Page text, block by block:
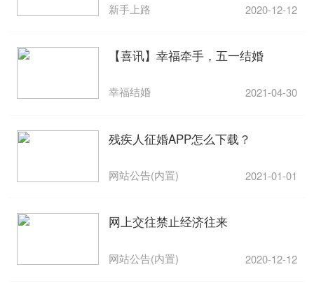
新手上路 2020-12-12
【喜讯】幸福牵手，五一结婚
幸福结婚 2021-04-30
残疾人征婚APP怎么下载？
网站公告(内置) 2021-01-01
网上交往禁止经济往来
网站公告(内置) 2020-12-12